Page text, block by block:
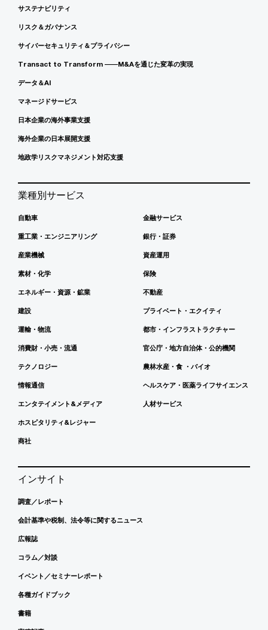
サステナビリティ
リスク＆ガバナンス
サイバーセキュリティ＆プライバシー
Transact to Transform ――M&Aを通じた変革の実現
データ＆AI
マネージドサービス
日本企業の海外事業支援
海外企業の日本展開支援
地政学リスクマネジメント対応支援
業種別サービス
自動車
重工業・エンジニアリング
産業機械
素材・化学
エネルギー・資源・鉱業
建設
運輸・物流
消費財・小売・流通
テクノロジー
情報通信
エンタテイメント&メディア
ホスピタリティ&レジャー
商社
金融サービス
銀行・証券
資産運用
保険
不動産
プライベート・エクイティ
都市・インフラストラクチャー
官公庁・地方自治体・公的機関
農林水産・食 ・バイオ
ヘルスケア・医薬ライフサイエンス
人材サービス
インサイト
調査／レポート
会計基準や税制、法令等に関するニュース
広報誌
コラム／対談
イベント／セミナーレポート
各種ガイドブック
書籍